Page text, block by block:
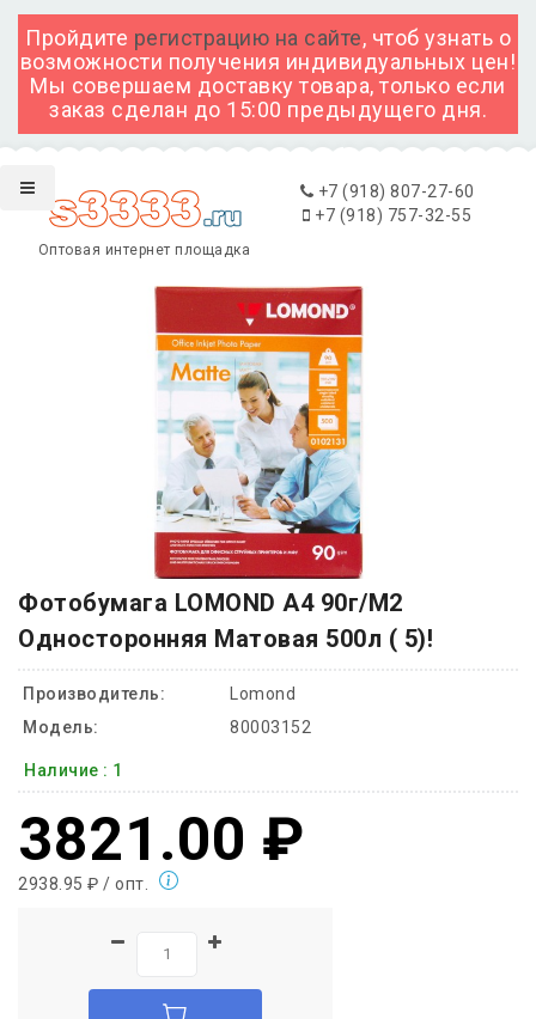
Пройдите регистрацию на сайте, чтоб узнать о
возможности получения индивидуальных цен!
Мы совершаем доставку товара, только если
заказ сделан до 15:00 предыдущего дня.
Оптовая интернет площадка
+7 (918) 807-27-60
+7 (918) 757-32-55
Фотобумага LOMOND A4 90г/м2
Односторонняя Матовая 500л ( 5)!
Производитель:
Lomond
Модель:
80003152
Наличие : 1
3821.00 ₽
2938.95 ₽ / опт.